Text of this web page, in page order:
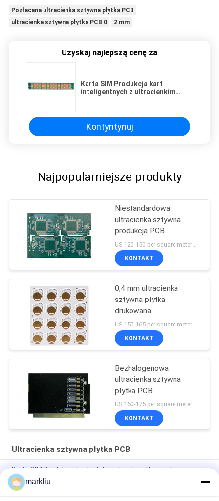
Pozłacana ultracienka sztywna płytka PCB
ultracienka sztywna płytka PCB 0
2 mm
Uzyskaj najlepszą cenę za
Karta SIM Produkcja kart
inteligentnych z ultracienkim
Kontyntynuj
Najpopularniejsze produkty
Niestandardowa
ultracienka sztywna
produkcja PCB
US 120-150 per square meter MOQ:1 metr kwadratowy
KONTAKT
0,4 mm ultracienka
sztywna płytka
drukowana
KONTAKT
Bezhalogenowa
ultracienka sztywna
płytka PCB
KONTAKT
Ultracienka sztywna płytka PCB
Karta SIM Produkcja kart inteligentnych z ultracienkim
rdzeniem
Podłoże pamięci NAND ultracienki surowiec FR4 rdzeń BT
markliu